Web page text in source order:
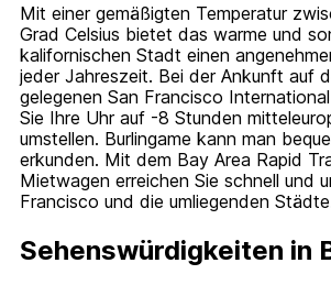
Mit einer gemäßigten Temperatur
Grad Celsius bietet das warme und
kalifornischen Stadt einen
jeder Jahreszeit. Bei der Ankunft auf
gelegenen San Francisco
Sie Ihre Uhr auf -8 Stunden
umstellen. Burlingame kann man
erkunden. Mit dem Bay Area Rapid
Mietwagen erreichen Sie schnell und
Francisco und die umliegenden
Sehenswürdigkeiten in